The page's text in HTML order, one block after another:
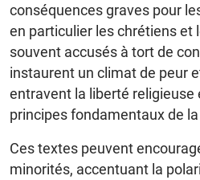
conséquences graves pour
en particulier les chrétiens et
souvent accusés à tort de
instaurent un climat de peur
entravent la liberté
principes fondamentaux de
Ces textes peuvent
minorités, accentuant la